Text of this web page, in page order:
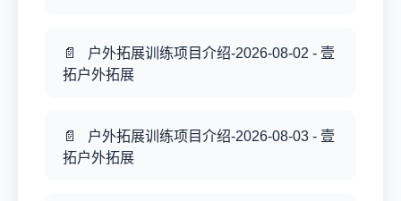
户外拓展训练项目介绍-2026-08-02 - 壹
拓户外拓展
户外拓展训练项目介绍-2026-08-03 - 壹
拓户外拓展